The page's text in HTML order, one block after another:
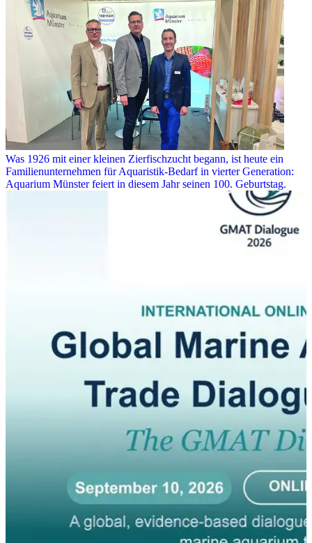
Was 1926 mit einer kleinen Zierfischzucht begann, ist heute ein
Familienunternehmen für Aquaristik-Bedarf in vierter Generation:
Aquarium Münster feiert in diesem Jahr seinen 100. Geburtstag.